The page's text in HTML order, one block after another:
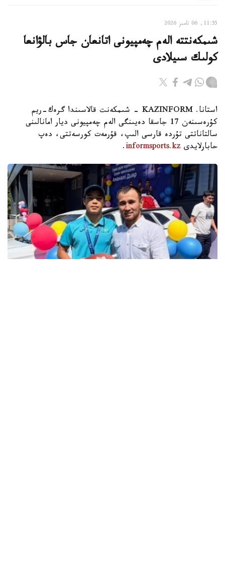
11:55, 06 تامىز 2026
شىمكەنتتە الەم چەمپيونى اتانعان جاس بالۋانعا
كولىك سىيلادى
استانا. KAZINFORM - شىمكەنت قالاسىندا گرەك-ريم
كۇرەسىنەن 17 جاسقا دەيىنگى الەم چەمپيونى ديار امانالىنى
سالتاناتتى تۇردە قارسى الىپ، قۇرمەت كورسەتتى، دەپ
حابارلايدى informsports.kz
.